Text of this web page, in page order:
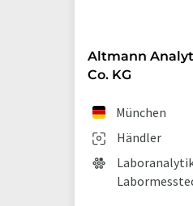
Altmann
Co. KG
Händler
München